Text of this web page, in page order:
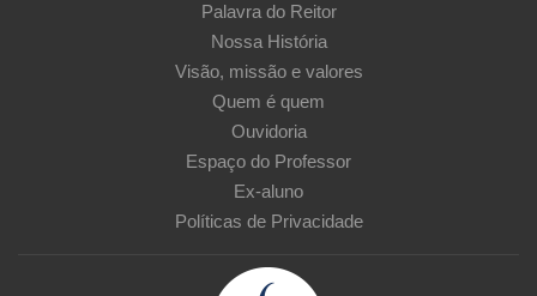
Palavra do Reitor
Nossa História
Visão, missão e valores
Quem é quem
Ouvidoria
Espaço do Professor
Ex-aluno
Políticas de Privacidade